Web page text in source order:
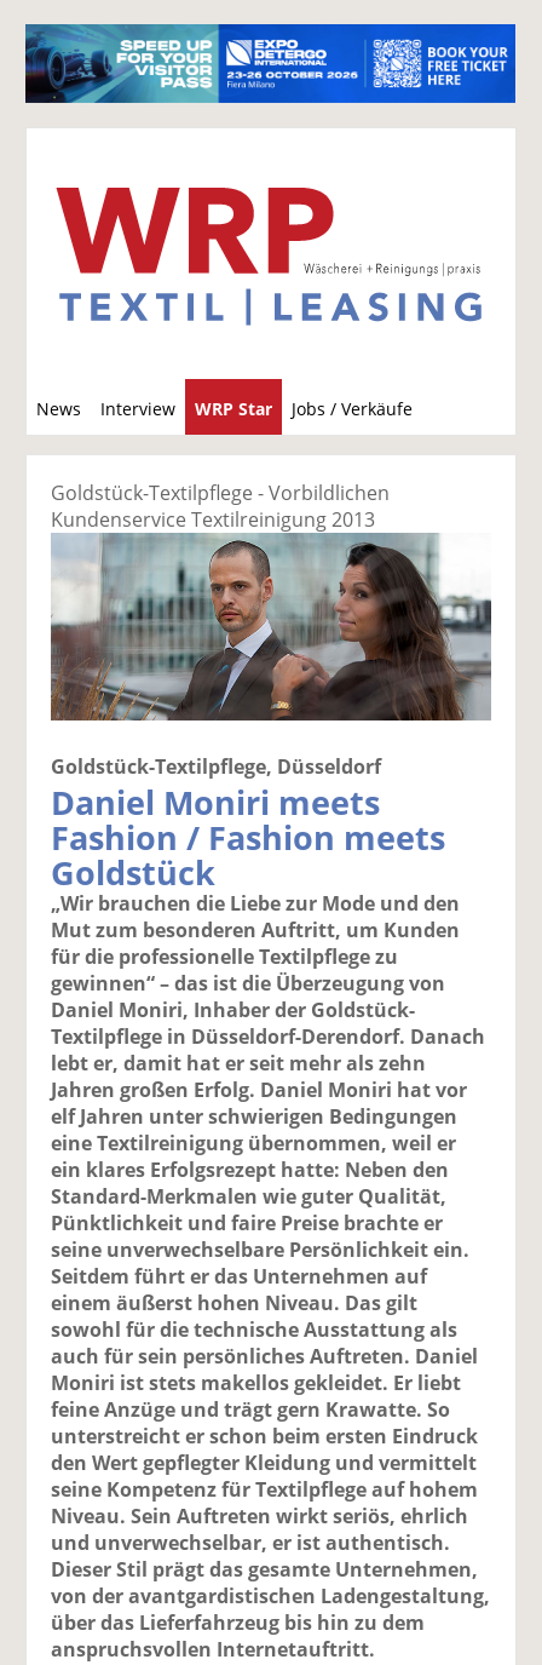
News Interview WRP Star Jobs / Verkäufe
u
c
Goldstück-Textilpflege - Vorbildlichen
Kundenservice Textilreinigung 2013
Goldstück-Textilpflege, Düsseldorf
Daniel Moniri meets
Fashion / Fashion meets
Goldstück
„Wir brauchen die Liebe zur Mode und den
Mut zum besonderen Auftritt, um Kunden
für die professionelle Textilpflege zu
gewinnen“ – das ist die Überzeugung von
Daniel Moniri, Inhaber der Goldstück-
Textilpflege in Düsseldorf-Derendorf. Danach
lebt er, damit hat er seit mehr als zehn
Jahren großen Erfolg. Daniel Moniri hat vor
elf Jahren unter schwierigen Bedingungen
eine Textilreinigung übernommen, weil er
ein klares Erfolgsrezept hatte: Neben den
Standard-Merkmalen wie guter Qualität,
Pünktlichkeit und faire Preise brachte er
seine unverwechselbare Persönlichkeit ein.
Seitdem führt er das Unternehmen auf
einem äußerst hohen Niveau. Das gilt
sowohl für die technische Ausstattung als
auch für sein persönliches Auftreten. Daniel
Moniri ist stets makellos gekleidet. Er liebt
feine Anzüge und trägt gern Krawatte. So
unterstreicht er schon beim ersten Eindruck
den Wert gepflegter Kleidung und vermittelt
seine Kompetenz für Textilpflege auf hohem
Niveau. Sein Auftreten wirkt seriös, ehrlich
und unverwechselbar, er ist authentisch.
Dieser Stil prägt das gesamte Unternehmen,
von der avantgardistischen Ladengestaltung,
über das Lieferfahrzeug bis hin zu dem
anspruchsvollen Internetauftritt.